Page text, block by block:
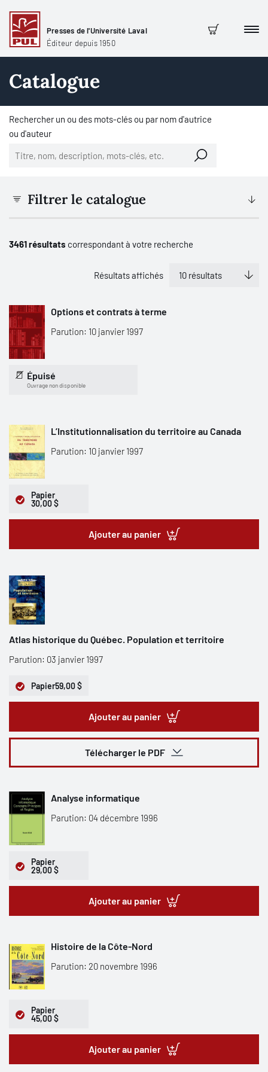
Presses de l'Université Laval
Éditeur depuis 1950
Panier
Catalogue
Rechercher un ou des mots-clés ou par nom d'autrice
ou d'auteur
Filtrer le catalogue
3461 résultats correspondant à votre recherche
Résultats affichés
Options et contrats à terme
Parution: 10 janvier 1997
Épuisé
Ouvrage non disponible
L’Institutionnalisation du territoire au Canada
Parution: 10 janvier 1997
Papier
30,00 $
Ajouter au panier
Atlas historique du Québec. Population et territoire
Parution: 03 janvier 1997
Papier59,00 $
Ajouter au panier
Télécharger le PDF
Analyse informatique
Parution: 04 décembre 1996
Papier
29,00 $
Ajouter au panier
Histoire de la Côte-Nord
Parution: 20 novembre 1996
Papier
45,00 $
Ajouter au panier